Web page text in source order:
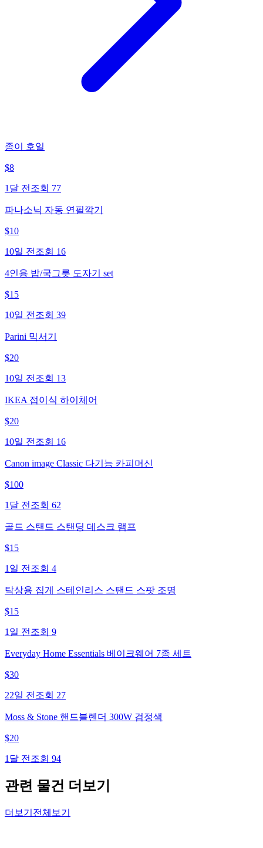
종이 호일
$8
1달 전 조회 77
파나소닉 자동 연필깍기
$10
10일 전 조회 16
4인용 밥/국그릇 도자기 set
$15
10일 전 조회 39
Parini 믹서기
$20
10일 전 조회 13
IKEA 접이식 하이체어
$20
10일 전 조회 16
Canon image Classic 다기능 카피머신
$100
1달 전 조회 62
골드 스탠드 스탠딩 데스크 램프
$15
1일 전 조회 4
탁상용 집게 스테인리스 스탠드 스팟 조명
$15
1일 전 조회 9
Everyday Home Essentials 베이크웨어 7종 세트
$30
22일 전 조회 27
Moss & Stone 핸드블렌더 300W 검정색
$20
1달 전 조회 94
관련 물건 더보기
더보기 전체보기